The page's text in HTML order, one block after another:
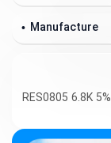
Manufacture
RES0805 6.8K 5%